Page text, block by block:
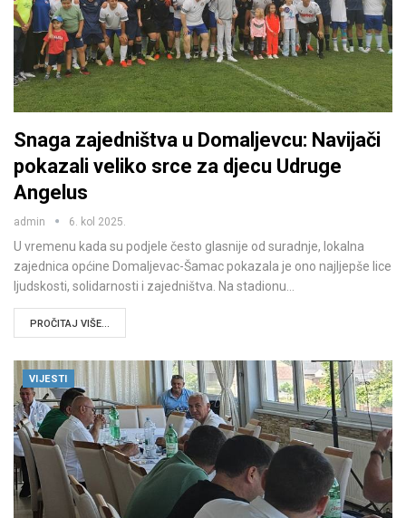
Snaga zajedništva u Domaljevcu: Navijači
pokazali veliko srce za djecu Udruge
Angelus
admin 6. kol 2025.
U vremenu kada su podjele često glasnije od suradnje, lokalna
zajednica općine Domaljevac-Šamac pokazala je ono najljepše lice
ljudskosti, solidarnosti i zajedništva. Na stadionu…
PROČITAJ VIŠE...
VIJESTI